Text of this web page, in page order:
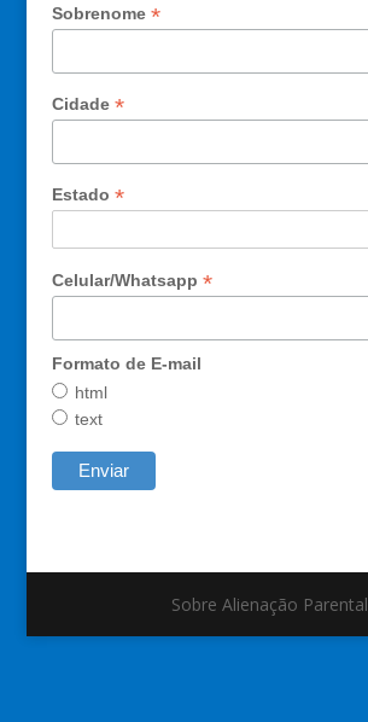
Sobrenome *
Cidade *
Estado *
Celular/Whatsapp *
Formato de E-mail
html
text
Sobre Alienação Parental